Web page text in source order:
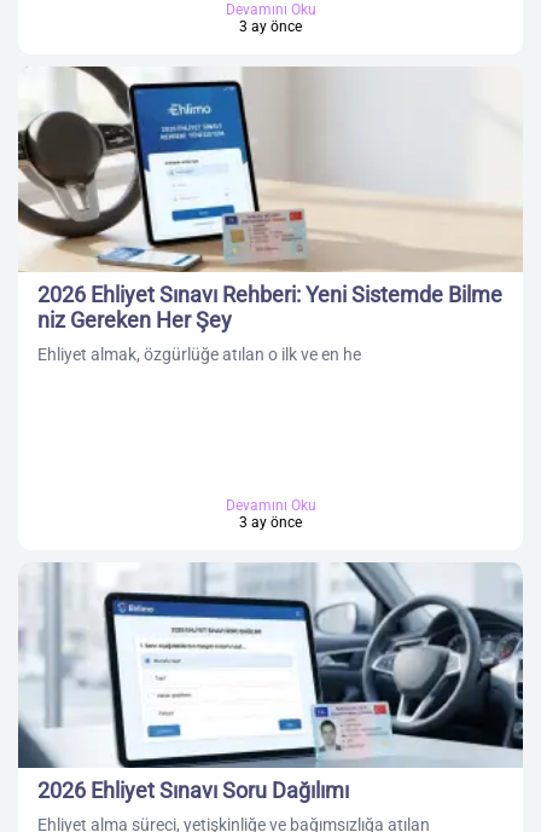
Devamını Oku
3 ay önce
2026 Ehliyet Sınavı Rehberi: Yeni Sistemde Bilme
niz Gereken Her Şey
Ehliyet almak, özgürlüğe atılan o ilk ve en he
Devamını Oku
3 ay önce
2026 Ehliyet Sınavı Soru Dağılımı
Ehliyet alma süreci, yetişkinliğe ve bağımsızlığa atılan